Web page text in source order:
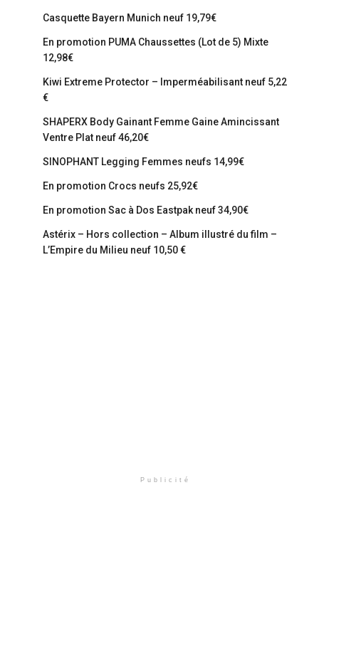
Casquette Bayern Munich neuf 19,79€
En promotion PUMA Chaussettes (Lot de 5) Mixte
12,98€
Kiwi Extreme Protector – Imperméabilisant neuf 5,22
€
SHAPERX Body Gainant Femme Gaine Amincissant
Ventre Plat neuf 46,20€
SINOPHANT Legging Femmes neufs 14,99€
En promotion Crocs neufs 25,92€
En promotion Sac à Dos Eastpak neuf 34,90€
Astérix – Hors collection – Album illustré du film –
L’Empire du Milieu neuf 10,50 €
Publicité